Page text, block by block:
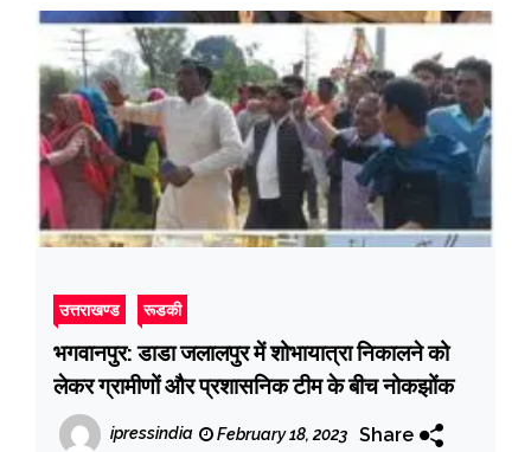
उत्तराखण्ड रूडकी
भगवानपुर: डाडा जलालपुर में शोभायात्रा निकालने को
लेकर ग्रामीणों और प्रशासनिक टीम के बीच नोकझोंक
ipressindia February 18, 2023 Share